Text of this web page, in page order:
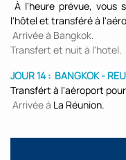
À l'heure prévue, vous
l'hôtel et transféré à
Arrivée à Bangkok.
Transfert et nuit à l'hotel.
JOUR 14 : BANGKOK -
Transfért à l'aéroport
Arrivée à La Réunion.